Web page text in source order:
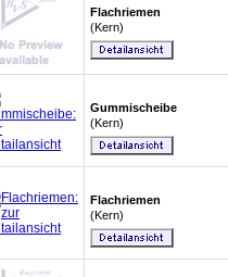
Flachriemen
(Kern)
Gummischeibe
(Kern)
Flachriemen
(Kern)